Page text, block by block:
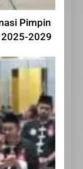
Pimpin
2025-2029